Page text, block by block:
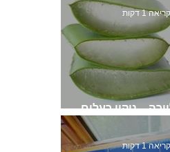
– ניקוי רעלים
1 דקות
1 דקות